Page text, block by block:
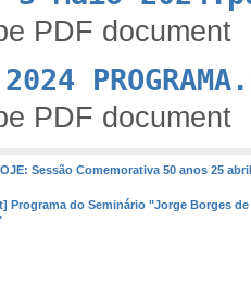
PDF document
PDF document
Sessão Comemorativa 50 anos 25
Programa do Seminário "Jorge Borges de